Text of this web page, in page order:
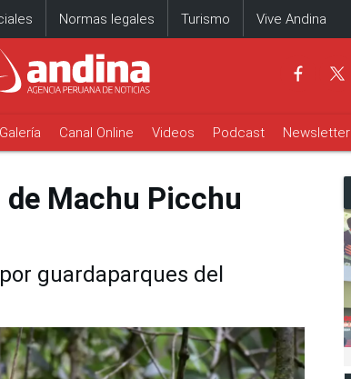
Normas legales Turismo Vive Andina
Galería Canal Online Videos Podcast Newsletter
Machu Picchu
guardaparques del